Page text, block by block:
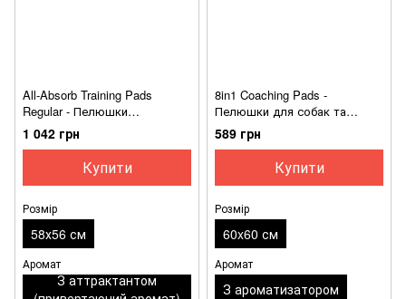
All-Absorb Training Pads
Regular - Пелюшки
тренувальні для собак і
цуценят середніх порід
1 042 грн
Купити
Розмір
58х56 см
Аромат
З аттрактантом
8in1 Coaching Pads -
Пелюшки для собак та
цуценят, що привчають до
туалету, поглинаючі
589 грн
Купити
Розмір
60x60 см
Аромат
З ароматизатором